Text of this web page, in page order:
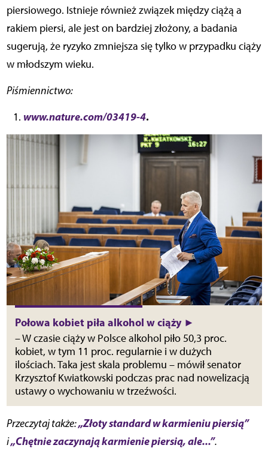
piersiowego. Istnieje również związek między ciążą a
rakiem piersi, ale jest on bardziej złożony, a badania
sugerują, że ryzyko zmniejsza się tylko w przypadku ciąży
w młodszym wieku.
Piśmiennictwo:
www.nature.com/03419-4.
Połowa kobiet piła alkohol w ciąży ►
– W czasie ciąży w Polsce alkohol piło 50,3 proc.
kobiet, w tym 11 proc. regularnie i w dużych
ilościach. Taka jest skala problemu – mówił senator
Krzysztof Kwiatkowski podczas prac nad nowelizacją
ustawy o wychowaniu w trzeźwości.
Przeczytaj także:„Złoty standard w karmieniu piersią”
i„Chętnie zaczynają karmienie piersią, ale...”.